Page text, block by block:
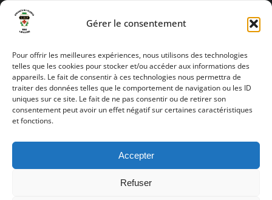
Gérer le consentement
Pour offrir les meilleures expériences, nous utilisons des technologies
telles que les cookies pour stocker et/ou accéder aux informations des
appareils. Le fait de consentir à ces technologies nous permettra de
traiter des données telles que le comportement de navigation ou les ID
uniques sur ce site. Le fait de ne pas consentir ou de retirer son
consentement peut avoir un effet négatif sur certaines caractéristiques
et fonctions.
Accepter
Refuser
contact [at] lesenfantsduplessis.com
Contactez-nous par email
S.LEPROVOSTCréation de site internet sur